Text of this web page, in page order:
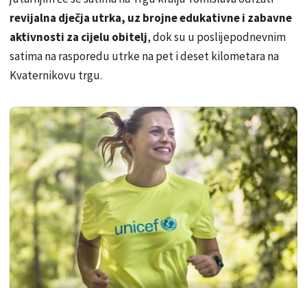
revijalna dječja utrka, uz brojne edukativne i zabavne
aktivnosti za cijelu obitelj, dok su u poslijepodnevnim
satima na rasporedu utrke na pet i deset kilometara na
Kvaternikovu trgu.